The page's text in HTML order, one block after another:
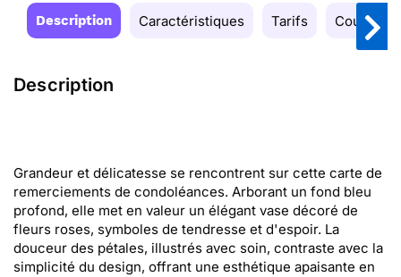
Description Caractéristiques Tarifs Couleurs
Description
Grandeur et délicatesse se rencontrent sur cette carte de
remerciements de condoléances. Arborant un fond bleu
profond, elle met en valeur un élégant vase décoré de
fleurs roses, symboles de tendresse et d'espoir. La
douceur des pétales, illustrés avec soin, contraste avec la
simplicité du design, offrant une esthétique apaisante en